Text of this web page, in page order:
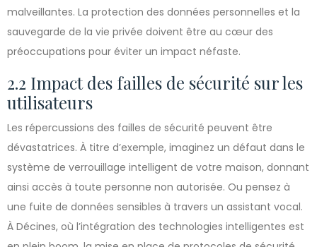
malveillantes. La protection des données personnelles et la
sauvegarde de la vie privée doivent être au cœur des
préoccupations pour éviter un impact néfaste.
2.2 Impact des failles de sécurité sur les
utilisateurs
Les répercussions des failles de sécurité peuvent être
dévastatrices. À titre d’exemple, imaginez un défaut dans le
système de verrouillage intelligent de votre maison, donnant
ainsi accès à toute personne non autorisée. Ou pensez à
une fuite de données sensibles à travers un assistant vocal.
À Décines, où l’intégration des technologies intelligentes est